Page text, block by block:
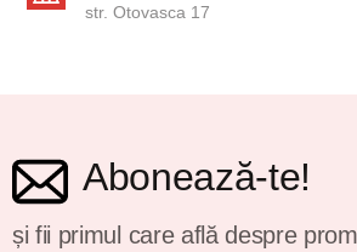
str. Otovasca 17
Abonează-te!
și fii primul care află despre